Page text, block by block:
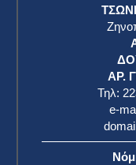
ΑΡ.
Τηλ:
e-